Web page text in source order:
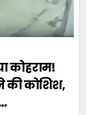
कोहराम!
की कोशिश,